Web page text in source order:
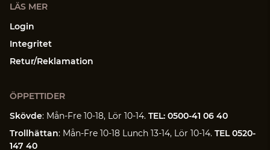
LÄS MER
Login
Integritet
Retur/Reklamation
ÖPPETTIDER
Skövde: Mån-Fre 10-18, Lör 10-14. TEL: 0500-41 06 40
Trollhättan: Mån-Fre 10-18 Lunch 13-14, Lör 10-14. TEL 0520-
147 40